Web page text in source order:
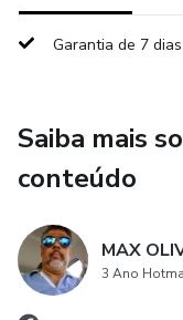
desejam conhecer
alguém em busca de
digital certamente
Adquira agora
E HISTÓRIA DE
embarque nessa
Garantia de 7 dias
Saiba mais
conteúdo
MAX
3 Ano